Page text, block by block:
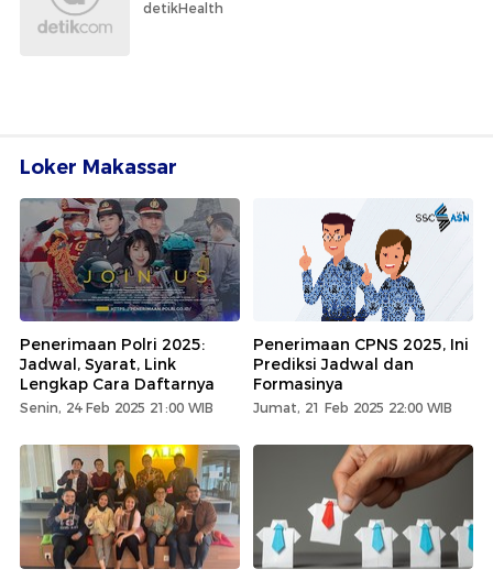
detikHealth
Loker Makassar
Penerimaan Polri 2025:
Jadwal, Syarat, Link
Lengkap Cara Daftarnya
Senin, 24 Feb 2025 21:00 WIB
Penerimaan CPNS 2025, Ini
Prediksi Jadwal dan
Formasinya
Jumat, 21 Feb 2025 22:00 WIB